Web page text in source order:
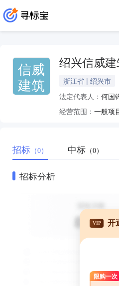
信威
建筑
绍兴信威建
浙江省 | 绍兴市
法定代表人： 何国
经营范围：
招标 （0） 中标 （0）
招标分析
VIP 开
限购一次